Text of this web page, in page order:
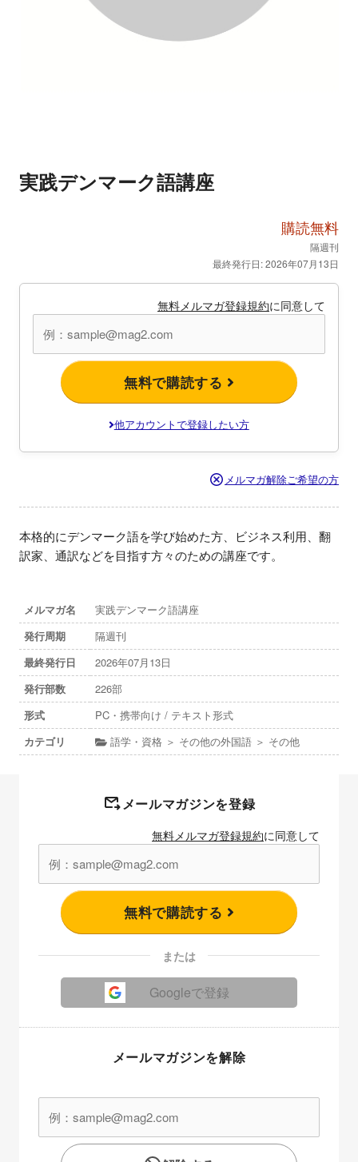
実践デンマーク語講座
購読無料
隔週刊
最終発行日: 2026年07月13日
無料メルマガ登録規約に同意して
無料で購読する
他アカウントで登録したい方
メルマガ解除ご希望の方
本格的にデンマーク語を学び始めた方、ビジネス利用、翻
訳家、通訳などを目指す方々のための講座です。
メルマガ名
実践デンマーク語講座
発行周期
隔週刊
最終発行日
2026年07月13日
発行部数
226部
形式
PC・携帯向け / テキスト形式
カテゴリ
語学・資格 ＞ その他の外国語 ＞ その他
メールマガジンを登録
無料メルマガ登録規約に同意して
無料で購読する
または
Googleで登録
メールマガジンを解除